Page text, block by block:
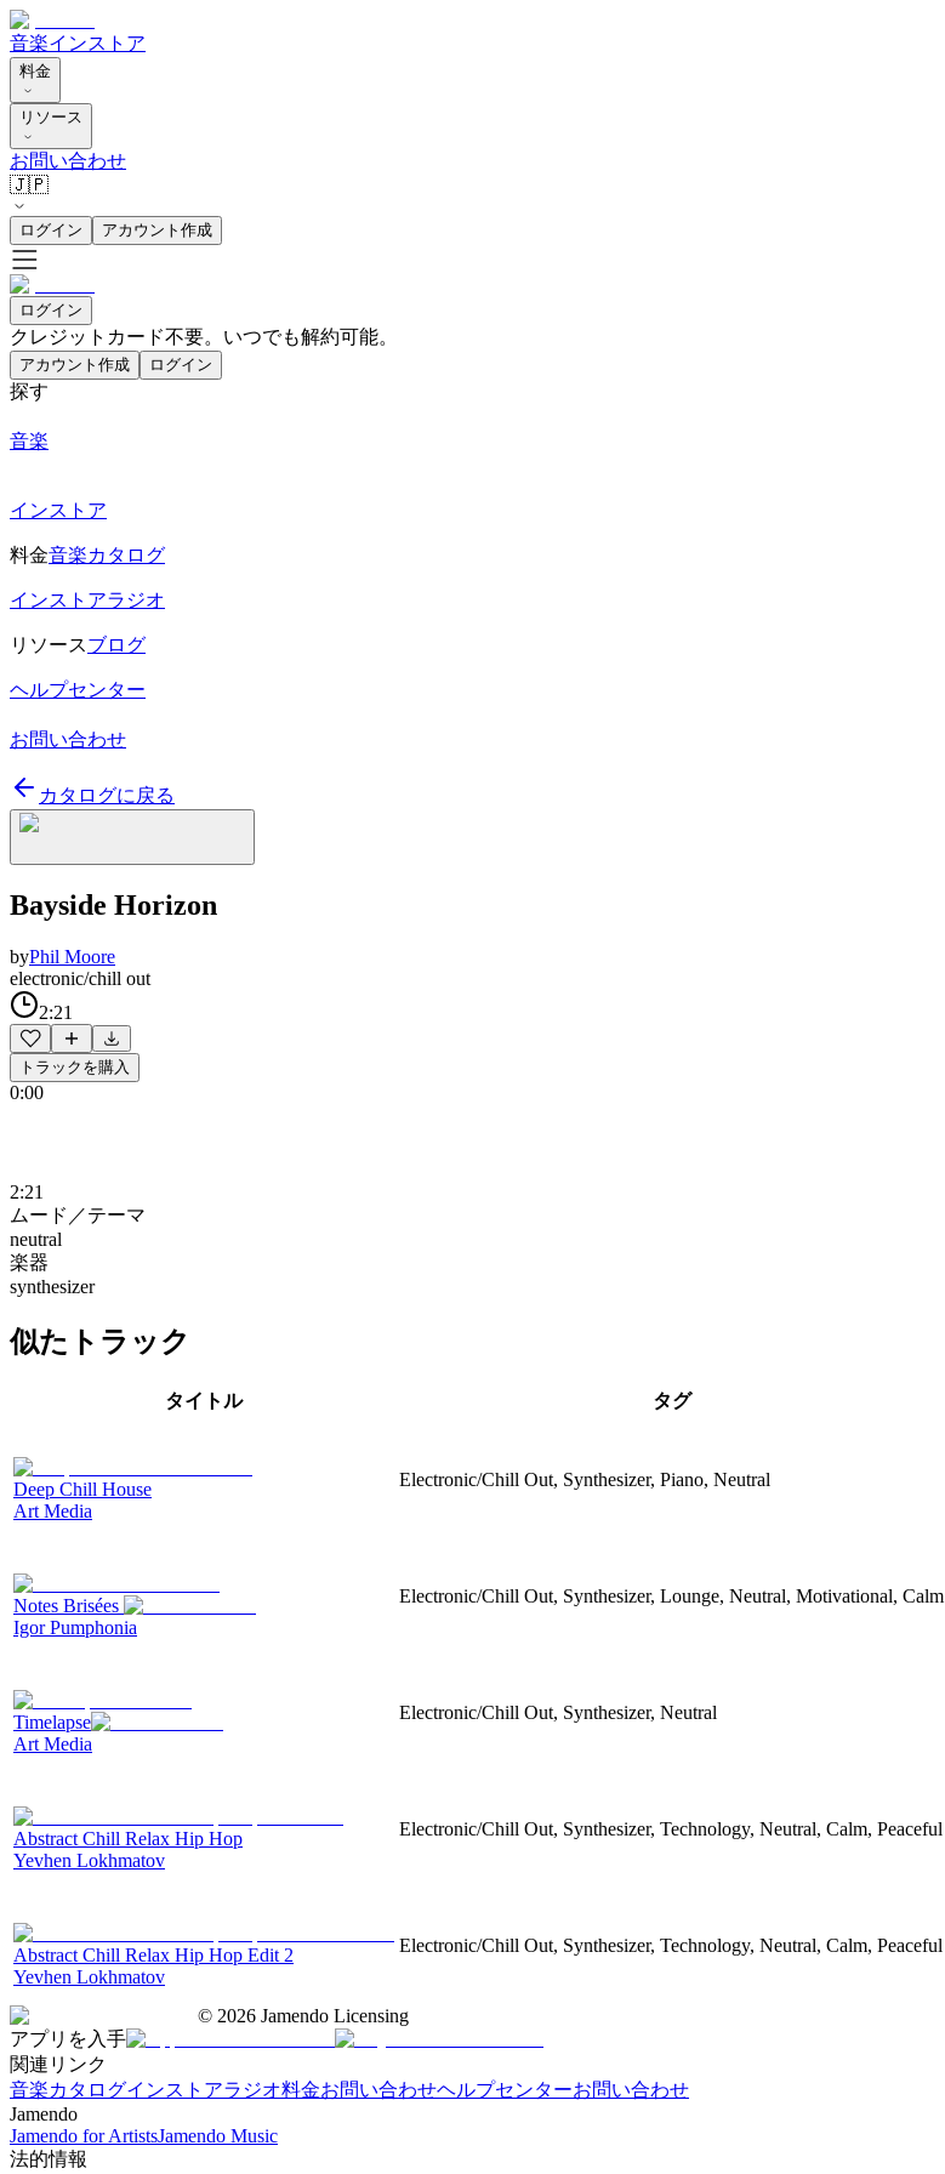
音楽インストア
料金
リソース
お問い合わせ
🇯🇵
ログイン アカウント作成
ログイン
クレジットカード不要。いつでも解約可能。
アカウント作成 ログイン
探す
音楽
インストア
料金音楽カタログ
インストアラジオ
リソースブログ
ヘルプセンター
お問い合わせ
カタログに戻る
Bayside Horizon
byPhil Moore
electronic/chill out
2:21
トラックを購入
0:00
2:21
ムード／テーマ
neutral
楽器
synthesizer
似たトラック
タイトル タグ
Deep Chill House
Art Media
Electronic/Chill Out, Synthesizer, Piano, Neutral
Notes Brisées
Igor Pumphonia
Electronic/Chill Out, Synthesizer, Lounge, Neutral, Motivational, Calm
Timelapse
Art Media
Electronic/Chill Out, Synthesizer, Neutral
Abstract Chill Relax Hip Hop
Yevhen Lokhmatov
Electronic/Chill Out, Synthesizer, Technology, Neutral, Calm, Peaceful
Abstract Chill Relax Hip Hop Edit 2
Yevhen Lokhmatov
Electronic/Chill Out, Synthesizer, Technology, Neutral, Calm, Peaceful
© 2026 Jamendo Licensing
アプリを入手
関連リンク
音楽カタログインストアラジオ料金お問い合わせヘルプセンターお問い合わせ
Jamendo
Jamendo for ArtistsJamendo Music
法的情報